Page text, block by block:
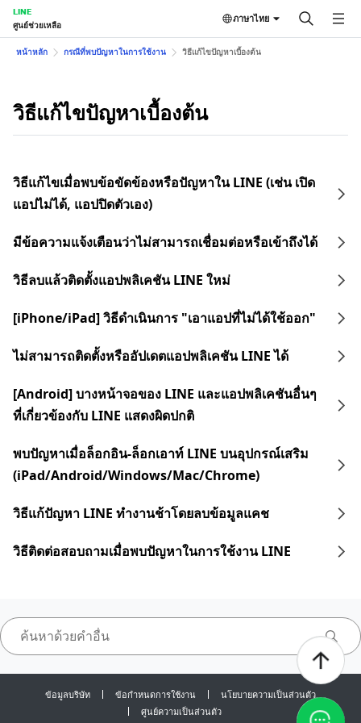
LINE
ศูนย์ช่วยเหลือ
ภาษาไทย
หน้าหลัก กรณีที่พบปัญหาในการใช้งาน วิธีแก้ไขปัญหาเบื้องต้น
วิธีแก้ไขปัญหาเบื้องต้น
วิธีแก้ไขเมื่อพบข้อขัดข้องหรือปัญหาใน LINE (เช่น เปิด
แอปไม่ได้, แอปปิดตัวเอง)
มีข้อความแจ้งเตือนว่าไม่สามารถเชื่อมต่อหรือเข้าถึงได้
วิธีลบแล้วติดตั้งแอปพลิเคชัน LINE ใหม่
[iPhone/iPad] วิธีดำเนินการ "เอาแอปที่ไม่ได้ใช้ออก"
ไม่สามารถติดตั้งหรืออัปเดตแอปพลิเคชัน LINE ได้
[Android] บางหน้าจอของ LINE และแอปพลิเคชันอื่นๆ
ที่เกี่ยวข้องกับ LINE แสดงผิดปกติ
พบปัญหาเมื่อล็อกอิน-ล็อกเอาท์ LINE บนอุปกรณ์เสริม
(iPad/Android/Windows/Mac/Chrome)
วิธีแก้ปัญหา LINE ทำงานช้าโดยลบข้อมูลแคช
วิธีติดต่อสอบถามเมื่อพบปัญหาในการใช้งาน LINE
ข้อมูลบริษัท ข้อกำหนดการใช้งาน
นโยบายความเป็นส่วนตัว
ศูนย์ความเป็นส่วนตัว